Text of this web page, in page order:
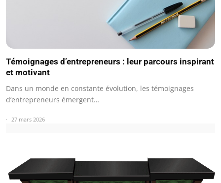
Témoignages d’entrepreneurs : leur parcours inspirant
et motivant
Dans un monde en constante évolution, les témoignages
d’entrepreneurs émergent…
27 mars 2026